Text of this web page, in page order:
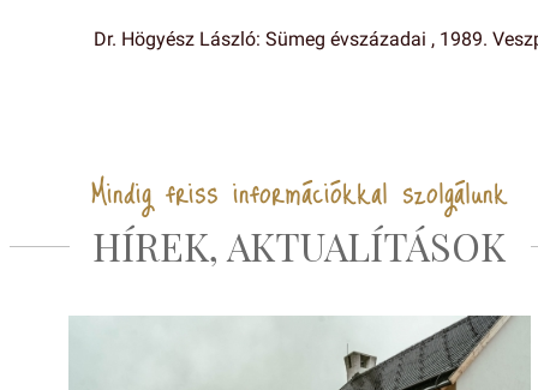
Dr. Högyész László: Sümeg évszázadai , 1989.
Mindig friss információkkal szolgálunk
HÍREK, AKTUALÍTÁSOK